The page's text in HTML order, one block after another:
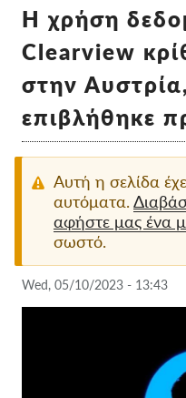
Έργα
Η χρήση
Clearview
στην
επιβλήθηκε
Αυτή η σελίδα
αυτόματα.
αφήστε μας ένα
σωστό.
Wed, 05/10/2023 - 13:43